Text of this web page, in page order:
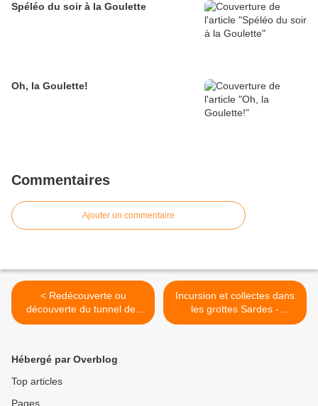
Spéléo du soir à la Goulette
Oh, la Goulette!
Commentaires
Ajouter un commentaire
< Redécouverte ou
découverte du tunnel des
Serres pendant une balade
– Camp Dévoluy 2024 –
Incursion et collectes dans
les grottes Sardes -
Septembre 2024 >
Hébergé par Overblog
Top articles
Pages